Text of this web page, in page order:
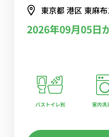
東京都 港区 東麻
2026年09月05日
バストイレ別 室内洗